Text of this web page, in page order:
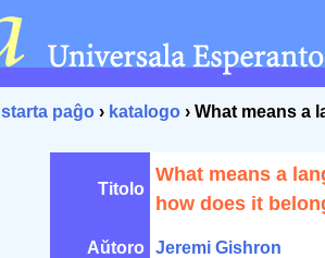
starta paĝo › katalogo › What means a
Titolo
What means a
how does it
Aŭtoro Jeremi Gishron